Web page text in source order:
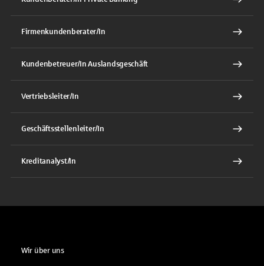
Firmenkundenberater/In
Kundenbetreuer/In Auslandsgeschäft
Vertriebsleiter/In
Geschäftsstellenleiter/In
Kreditanalyst/In
Wir über uns